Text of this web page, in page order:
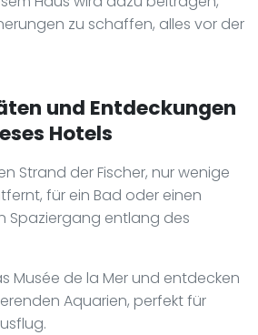
zu schaffen, alles vor der
und Entdeckungen
Hotels
Strand der Fischer, nur wenige
für ein Bad oder einen
Spaziergang entlang des
Musée de la Mer und entdecken
Aquarien, perfekt für